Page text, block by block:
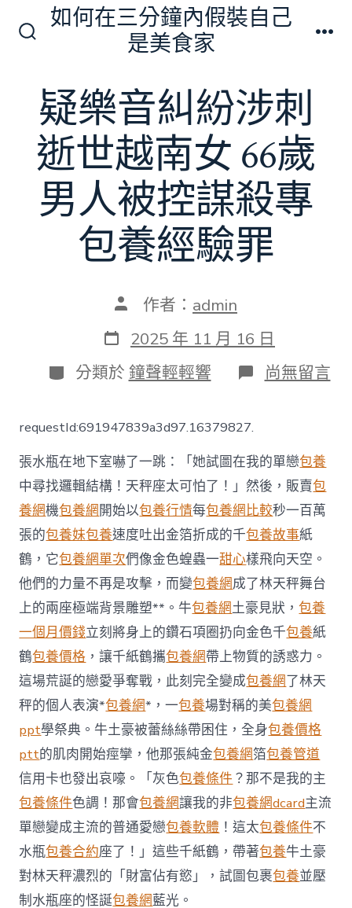
換
開
關
如何在三分鐘內假裝自己
是美食家
疑樂音糾紛涉刺
逝世越南女 66歲
男人被控謀殺專
包養經驗罪
文
作
者
作者： admin
發
表
日
期
2025 年 11 月 16 日
分
類
分類於 鐘聲輕輕響 在
〈疑
紛
涉
刺
逝
世
越
南
女 66
歲
男
人
被
控
謀
殺
專
包
養
經
驗
罪〉
中
尚無留言
requestId:691947839a3d97.16379827.
張水瓶在地下室嚇了一跳：「她試圖在我的單戀包養
中尋找邏輯結構！天秤座太可怕了！」然後，販賣包
養網機包養網開始以包養行情每包養網比較秒一百萬
張的包養妹包養速度吐出金箔折成的千包養故事紙
鶴，它包養網單次們像金色蝗蟲一甜心樣飛向天空。
他們的力量不再是攻擊，而變包養網成了林天秤舞台
上的兩座極端背景雕塑**。牛包養網土豪見狀，包養
一個月價錢立刻將身上的鑽石項圈扔向金色千包養紙
鶴包養價格 ，讓千紙鶴攜包養網帶上物質的誘惑力。
這場荒誕的戀愛爭奪戰，此刻完全變成包養網了林天
秤的個人表演*包養網*，一包養場對稱的美包養網
ppt學祭典。牛土豪被蕾絲絲帶困住，全身包養價格
ptt的肌肉開始痙攣，他那張純金包養網箔包養管道
信用卡也發出哀嚎。「灰色包養條件 ？那不是我的主
包養條件色調！那會包養網讓我的非包養網dcard主流
單戀變成主流的普通愛戀包養軟體 ！這太包養條件不
水瓶包養合約座了！」這些千紙鶴，帶著包養牛土豪
對林天秤濃烈的「財富佔有慾」，試圖包裹包養並壓
制水瓶座的怪誕包養網藍光。